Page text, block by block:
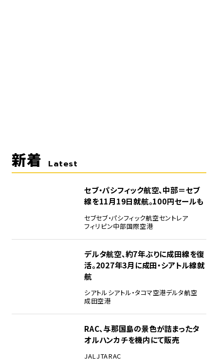
新着 Latest
セブ・パシフィック航空、中部＝セブ
線を11月19日就航。100円セールも
セブセブ・パシフィック航空セントレア
フィリピン中部国際空港
デルタ航空、約7年ぶりに成田線を復
活。2027年3月に成田・シアトル線就
航
シアトルシアトル・タコマ空港デルタ航空
成田空港
RAC、与那国島の景色が詰まったタ
オルハンカチを機内にて販売
JALJTARAC